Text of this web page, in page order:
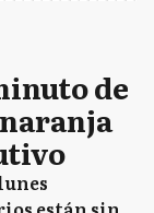
de